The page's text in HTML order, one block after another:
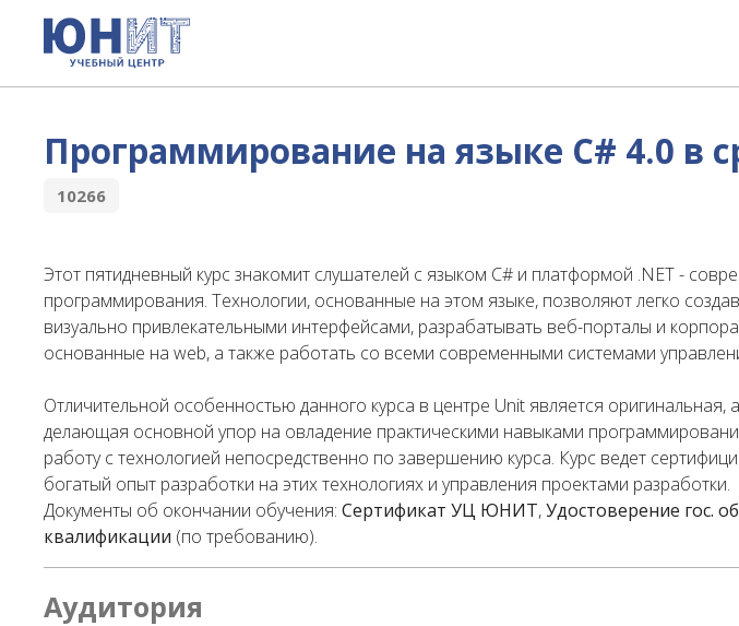
Программирование на языке C# 4.0 в
10266
Этот пятидневный курс знакомит слушателей с языком C# и платформой .NET -
программирования. Технологии, основанные на этом языке, позволяют легко
визуально привлекательными интерфейсами, разрабатывать веб-порталы и
основанные на web, а также работать со всеми современными системами
Отличительной особенностью данного курса в центре Unit является оригинальная,
делающая основной упор на овладение практическими навыками
работу с технологией непосредственно по завершению курса. Курс ведет
богатый опыт разработки на этих технологиях и управления проектами разработки.
Документы об окончании обучения:Сертификат УЦ ЮНИТ,Удостоверение гос.
квалификации (по требованию).
Аудитория